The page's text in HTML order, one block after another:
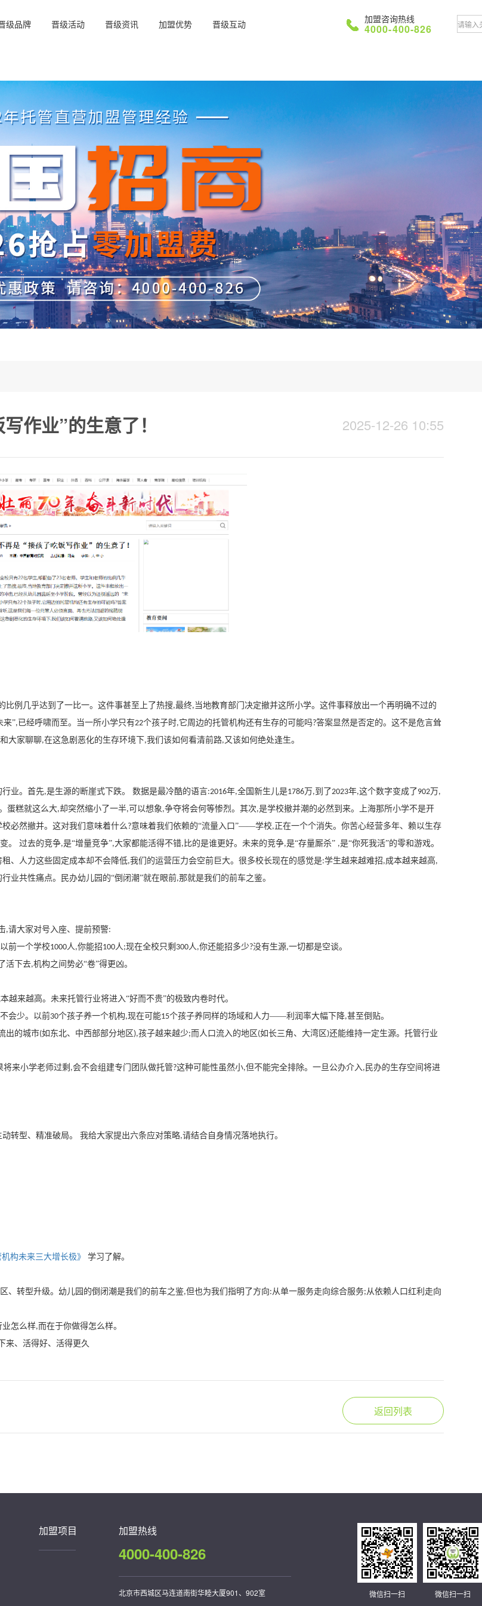
加盟咨询热线
4000-400-826
级品牌 晋级活动 晋级资讯 加盟优势 晋级互动
作业”的生意了！ 2025-12-26 10:55
比例几乎达到了一比一。这件事甚至上了热搜,最终, 当地教育部门决定撤并这所小学。这件事释放出一个再明确不过的
来”,已经呼啸而至。当一所小学只有22个孩子时,它周边的托管机构还有生存的可能吗?答案显然是否定的。这不是危言耸
大家聊聊 ,在这急剧恶化的生存环境下,我们该如何看清前路,又该如何绝处逢生。
行业。首先,是生源的断崖式下跌。 数据是最冷酷的语言:2016年,全国新生儿是1786万,到了2023年,这个数字变成了902万,
蛋糕就这么大,却突然缩小了一半,可以想象 ,争夺将会何等惨烈。其次,是学校撤并潮的必然到来。上海那所小学不是开
校必然撤并。这对我们意味着什么 ?意味着我们依赖的“流量入口”——学校,正在一个个消失。你苦心经营多年、赖以生存
。 过去的竞争,是“增量竞争”,大家都能活得不错, 比的是谁更好。未来的竞争,是“存量厮杀” ,是“你死我活”的零和游戏。
租、人力这些固定成本却不会降低,我们的运营压力会空前巨大。很多校长现在的感觉是:学生越来越难招,成本越来越高,
业共性痛点。民办幼儿园的“倒闭潮”就在眼前,那就是我们的前车之鉴。
,请大家对号入座、提前预警:
前一个学校1000人 ,你能招100人 ;现在全校只剩 300人 ,你还能招多少?没有生源,一切都是空谈。
活下去,机构之间势必“卷”得更凶。
越来越高。未来托管行业将进入“好而不贵”的极致内卷时代。
会少。以前30个孩子养一个机构,现在可能15个孩子养同样的场域和人力——利润率大幅下降,甚至倒贴。
出的城市(如东北、中西部部分地区),孩子越来越少;而人口流入的地区(如长三角、大湾区)还能维持一定生源。托管行业
将来小学老师过剩 ,会不会组建专门团队做托管?这种可能性虽然小,但不能完全排除。一旦公办介入 , 民办的生存空间将进
动转型、精准破局。 我给大家提出六条应对策略,请结合自身情况落地执行。
构未来三大增长极》 学习了解。
、转型升级。幼儿园的倒闭潮是我们的前车之鉴,但也为我们指明了方向: 从单一服务走向综合服务; 从依赖人口红利走向
业怎么样,而在于你做得怎么样。
来、活得好、活得更久
返回列表
加盟项目 加盟热线
4000-400-826
北京市西城区马连道南街华睦大厦901、902室
微信扫一扫 微信扫一扫